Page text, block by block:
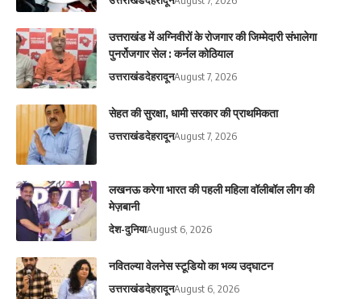
उत्तराखंड में अग्निवीरों के रोजगार की जिम्मेदारी संभालेगा
पुनर्रोजगार सेल : कर्नल कोठियाल
उत्तराखंडदेहरादूनAugust 7, 2026
सेहत की सुरक्षा, धामी सरकार की प्राथमिकता
उत्तराखंडदेहरादूनAugust 7, 2026
लखनऊ करेगा भारत की पहली महिला वॉलीबॉल लीग की
मेज़बानी
देश-दुनियाAugust 6, 2026
नवितल्या वेलनेस स्टूडियो का भव्य उद्घाटन
उत्तराखंडदेहरादूनAugust 6, 2026